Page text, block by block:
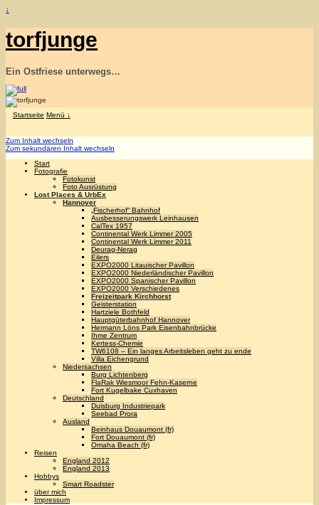
↓
torfjunge
Ein Ostfriese unterwegs…
Startseite Menü ↓
Zum Inhalt wechseln
Zum sekundären Inhalt wechseln
Start
Fotografie
Fotokunst
Foto Ausrüstung
Lost Places & UrbEx
Hannover
„Fischerhof“ Bahnhof
Ausbesserungswerk Leinhausen
CalTex 1957
Continental Werk Limmer 2005
Continental Werk Limmer 2011
Deurag-Nerag
Eilers
EXPO2000 Litauischer Pavillon
EXPO2000 Niederländischer Pavillon
EXPO2000 Spanischer Pavillon
EXPO2000 Verschiedenes
Freizeitpark Kirchhorst
Geisterstation
Hartziele Bothfeld
Hauptgüterbahnhof Hannover
Hermann Löns Park Eisenbahnbrücke
Ihme Zentrum
Kertess-Chemie
TW6108 – Ein langes Arbeitsleben geht zu ende
Villa Eichengrund
Niedersachsen
Burg Lichtenberg
FlaRak Wiesmoor Fehn-Kaserne
Fort Kugelbake Cuxhaven
Deutschland
Duisburg Industriepark
Seebad Prora
Ausland
Beinhaus Douaumont (fr)
Fort Douaumont (fr)
Omaha Beach (fr)
Reisen
England 2012
England 2013
Hobbys
Smart Roadster
über mich
Impressum